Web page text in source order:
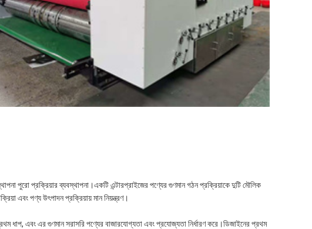
পুরো প্রক্রিয়ার ব্যবস্থাপনা।একটি এন্টারপ্রাইজের পণ্যের গুণমান গঠন প্রক্রিয়াকে দুটি মৌলিক
এবং পণ্য উৎপাদন প্রক্রিয়ায় মান নিয়ন্ত্রণ।
ধাপ, এবং এর গুণমান সরাসরি পণ্যের বাজারযোগ্যতা এবং প্রযোজ্যতা নির্ধারণ করে।ডিজাইনের প্রথম